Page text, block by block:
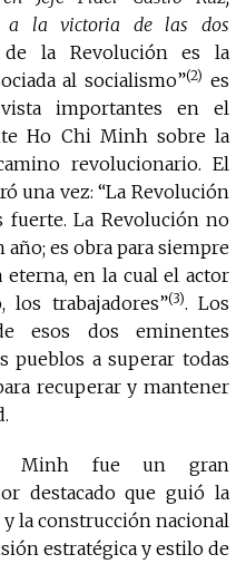
a la victoria de las dos
la Revolución es la
al socialismo”(2) es
importantes en el
Ho Chi Minh sobre la
revolucionario. El
una vez: “La Revolución
fuerte. La Revolución no
es obra para siempre
eterna, en la cual el actor
los trabajadores”(3). Los
esos dos eminentes
pueblos a superar todas
recuperar y mantener
Minh fue un gran
destacado que guió la
la construcción nacional
estratégica y estilo de